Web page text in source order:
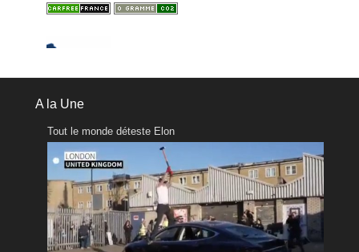
A la Une
Tout le monde déteste Elon